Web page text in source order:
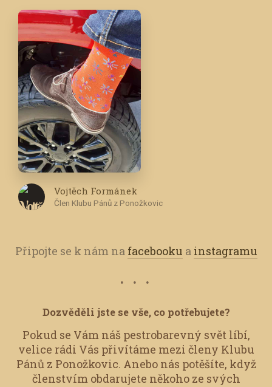
Vojtěch Formánek
Člen Klubu Pánů z Ponožkovic
Připojte se k nám na facebooku a instagramu
Dozvěděli jste se vše, co potřebujete?
Pokud se Vám náš pestrobarevný svět líbí,
velice rádi Vás přivítáme mezi členy Klubu
Pánů z Ponožkovic. Anebo nás potěšíte, když
členstvím obdarujete někoho ze svých